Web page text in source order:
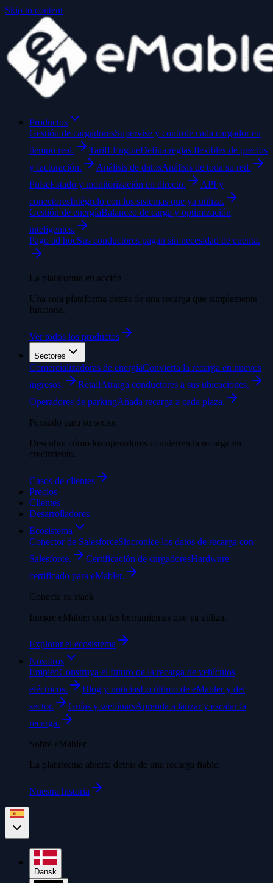
Skip to content
Productos
Gestión de cargadoresSupervise y controle cada cargador en
tiempo real.
Tariff EngineDefina reglas flexibles de precios
y facturación.
Análisis de datosAnálisis de toda su red.
PulseEstado y monitorización en directo.
API y
conectoresIntégrelo con los sistemas que ya utiliza.
Gestión de energíaBalanceo de carga y optimización
inteligentes.
Pago ad hocSus conductores pagan sin necesidad de cuenta.
La plataforma en acción
Una sola plataforma detrás de una recarga que simplemente
funciona.
Ver todos los productos
Sectores
Comercializadoras de energíaConvierta la recarga en nuevos
ingresos.
RetailAtraiga conductores a sus ubicaciones.
Operadores de parkingAñada recarga a cada plaza.
Pensado para su sector
Descubra cómo los operadores convierten la recarga en
crecimiento.
Casos de clientes
Precios
Clientes
Desarrolladores
Ecosistema
Conector de SalesforceSincronice los datos de recarga con
Salesforce.
Certificación de cargadoresHardware
certificado para eMabler.
Conecte su stack
Integre eMabler con las herramientas que ya utiliza.
Explorar el ecosistema
Nosotros
EmpleoConstruya el futuro de la recarga de vehículos
eléctricos.
Blog y noticiasLo último de eMabler y del
sector.
Guías y webinarsAprenda a lanzar y escalar la
recarga.
Sobre eMabler
La plataforma abierta detrás de una recarga fiable.
Nuestra historia
Dansk